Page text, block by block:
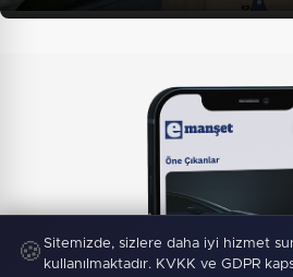
🍪 Sitemizde, sizlere daha iyi hizmet
kullanılmaktadır. KVKK ve GDPR